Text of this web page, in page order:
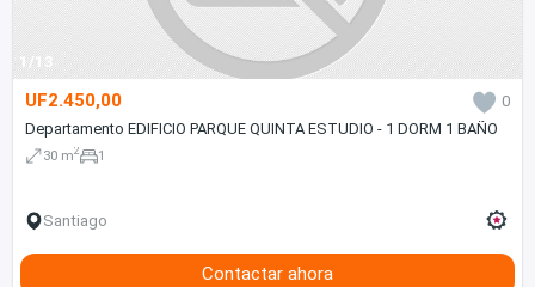
1/13
UF2.450,00
0
Departamento EDIFICIO PARQUE QUINTA ESTUDIO - 1 DORM 1 BAÑO
30 m2 1
Santiago
Contactar ahora